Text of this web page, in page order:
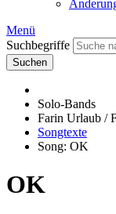
Menü
Suchbegriffe
Suchen
Solo-Bands
Farin Urlaub /
Songtexte
Song: OK
OK